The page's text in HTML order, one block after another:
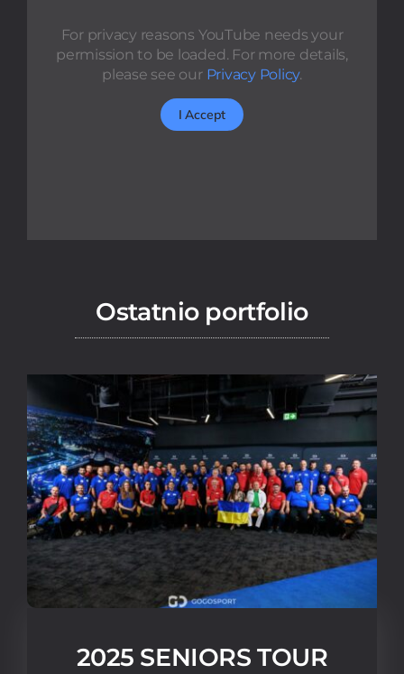
For privacy reasons YouTube needs your
permission to be loaded. For more details,
please see our Privacy Policy.
I Accept
Ostatnio portfolio
2025 SENIORS TOUR